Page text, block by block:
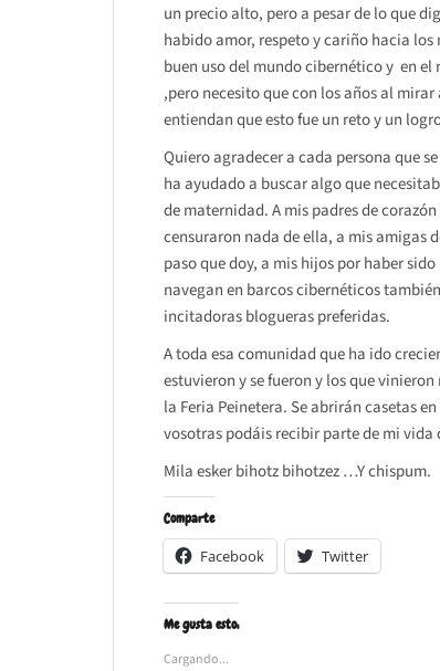
un precio alto, pero a pesar de lo que
habido amor, respeto y cariño hacia
buen uso del mundo cibernético y en
,pero necesito que con los años al
entiendan que esto fue un reto y un
Quiero agradecer a cada persona que
ha ayudado a buscar algo que
de maternidad. A mis padres de
censuraron nada de ella, a mis amigas
paso que doy, a mis hijos por haber
navegan en barcos cibernéticos
incitadoras blogueras preferidas.
A toda esa comunidad que ha ido
estuvieron y se fueron y los que
la Feria Peinetera. Se abrirán casetas en
vosotras podáis recibir parte de mi
Mila esker bihotz bihotzez …Y chispum.
Comparte
Facebook Twitter
Me gusta esto:
Cargando...